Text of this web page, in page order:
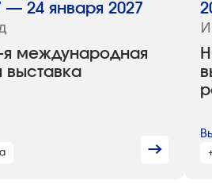
я международная
выставка
— 24 января 2027